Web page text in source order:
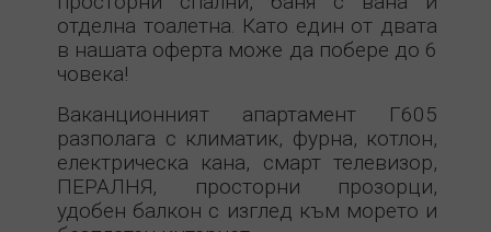
отделна тоалетна. Като един от двата
в нашата оферта може да побере до 6
човека!
Ваканционният апартамент Г605
разполага с климатик, фурна, котлон,
електрическа кана, смарт телевизор,
ПЕРАЛНЯ, просторни прозорци,
удобен балкон с изглед към морето и